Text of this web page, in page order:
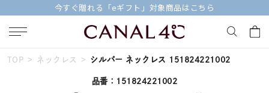
今すぐ贈れる「eギフト」対象商品はこちら
キーワードで検索する
TOP ネックレス シルバー ネックレス 151824221002
品番：151824221002